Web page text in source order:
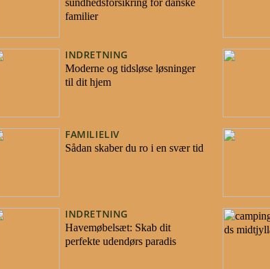
sundhedsforsikring for danske
familier
INDRETNING
Moderne og tidsløse løsninger
til dit hjem
FAMILIELIV
Sådan skaber du ro i en svær tid
INDRETNING
Havemøbelsæt: Skab dit
perfekte udendørs paradis